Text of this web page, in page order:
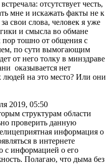
отсутствует честь,
мне и искажать факты не к
свои слова, человек я уже
и смысла во обмане
пор тошно от общения с
по сути вымогающим
от него толку в минздраве
оказывается нет
на это место? Или они
2019, 05:50
структурам области
проверить данную
информация о
в интернете
с информацией о его
Полагаю, что дыма без